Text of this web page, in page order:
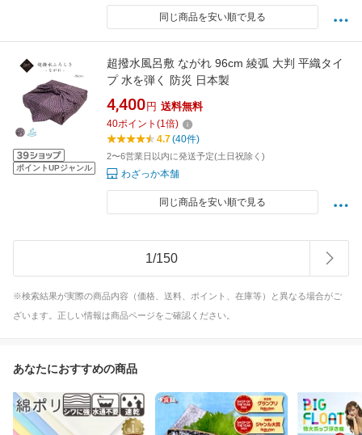
同じ商品を安い順で見る
ポイントUPジャンル
超撥水風呂敷 ながれ 96cm 綾弧 大判 平織タイ
プ 水を弾く 防災 日本製
4,400 円 送料無料
40ポイント (1倍)
4.7(40件)
2〜6営業日以内に発送予定(土日祝除く)
わざっか本舗
同じ商品を安い順で見る
1/150
※検索結果が実際の商品内容（価格、送料、ポイント、在庫等）と異なる場合がご
ざいます。正しい情報は商品ページをご確認ください。
あなたにおすすめの商品